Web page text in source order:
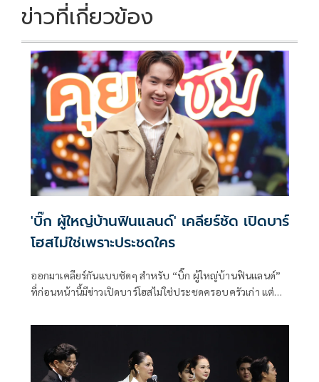
ข่าวที่เกี่ยวข้อง
'บิ๊ก ผู้ใหญ่บ้านฟินแลนด์' เคลียร์ชัด เปิดบาร์
โฮสไม่ใช่เพราะประชดใคร
ออกมาเคลียร์กันแบบชัดๆ สำหรับ “บิ๊ก ผู้ใหญ่บ้านฟินแลนด์”
ที่ก่อนหน้านี้มีข่าวเปิดบาร์โฮสไม่ใช่ประชดครอบครัวเก่า แต่
ความสนิทกับสาว “เบสท์ รักษ์วนีย์” เกินเพื่อน? โดยเจ้าตัวได้
เปิดใจในรายการคุยแซ่บshow